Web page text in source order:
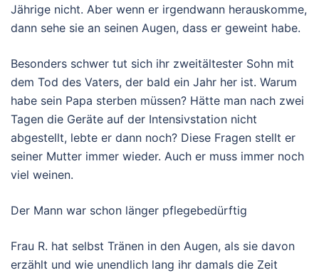
Jährige nicht. Aber wenn er irgendwann herauskomme,
dann sehe sie an seinen Augen, dass er geweint habe.
Besonders schwer tut sich ihr zweitältester Sohn mit
dem Tod des Vaters, der bald ein Jahr her ist. Warum
habe sein Papa sterben müssen? Hätte man nach zwei
Tagen die Geräte auf der Intensivstation nicht
abgestellt, lebte er dann noch? Diese Fragen stellt er
seiner Mutter immer wieder. Auch er muss immer noch
viel weinen.
Der Mann war schon länger pflegebedürftig
Frau R. hat selbst Tränen in den Augen, als sie davon
erzählt und wie unendlich lang ihr damals die Zeit